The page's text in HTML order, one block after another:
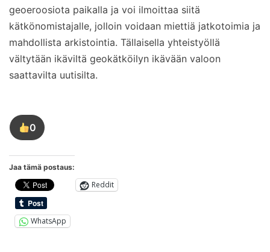
geoeroosiota paikalla ja voi ilmoittaa siitä
kätkönomistajalle, jolloin voidaan miettiä jatkotoimia ja
mahdollista arkistointia. Tällaisella yhteistyöllä
vältytään ikäviltä geokätköilyn ikävään valoon
saattavilta uutisilta.
0
Tykkää
tästä
Jaa tämä postaus:
Reddit
WhatsApp